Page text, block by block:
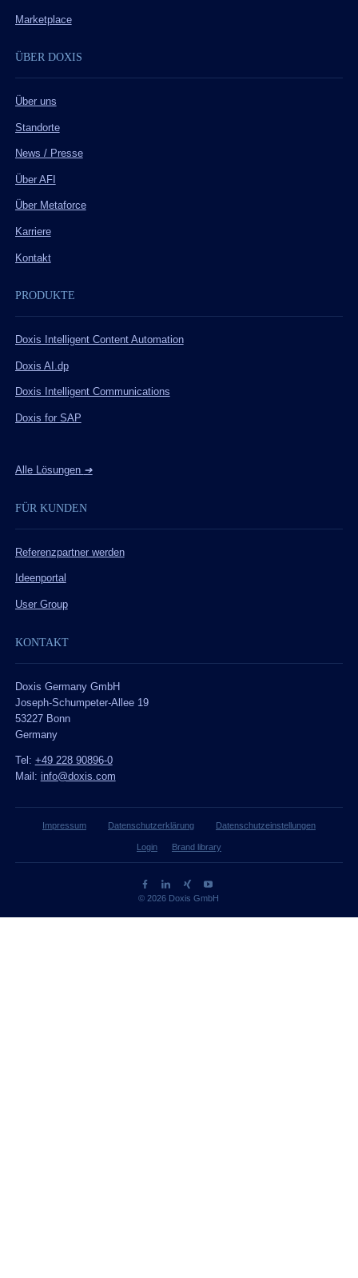
Marketplace
ÜBER DOXIS
Über uns
Standorte
News / Presse
Über AFI
Über Metaforce
Karriere
Kontakt
PRODUKTE
Doxis Intelligent Content Automation
Doxis AI.dp
Doxis Intelligent Communications
Doxis for SAP
Alle Lösungen ➔
FÜR KUNDEN
Referenzpartner werden
Ideenportal
User Group
KONTAKT
Doxis Germany GmbH
Joseph-Schumpeter-Allee 19
53227 Bonn
Germany
Tel: +49 228 90896-0
Mail: info@doxis.com
Impressum Datenschutzerklärung Datenschutzeinstellungen
Login Brand library
© 2026 Doxis GmbH